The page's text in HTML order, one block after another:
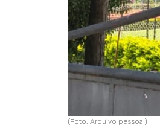
(Foto: Arquivo pessoal)